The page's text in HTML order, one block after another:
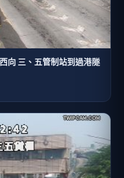
向 三、五管制站到過港隧